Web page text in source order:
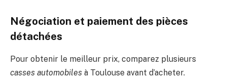
Négociation et paiement des pièces
détachées
Pour obtenir le meilleur prix, comparez plusieurs
casses automobiles à Toulouse avant d’acheter.